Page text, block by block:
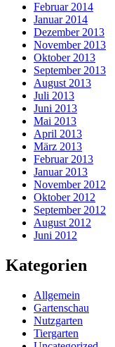
Februar 2014
Januar 2014
Dezember 2013
November 2013
Oktober 2013
September 2013
August 2013
Juli 2013
Juni 2013
Mai 2013
April 2013
März 2013
Februar 2013
Januar 2013
November 2012
Oktober 2012
September 2012
August 2012
Juni 2012
Kategorien
Allgemein
Gartenschau
Nutzgarten
Tiergarten